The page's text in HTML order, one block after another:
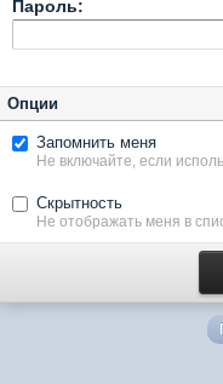
Пароль:
Опции
Запомнить меня
Не включайте, если
Скрытность
Не отображать меня в